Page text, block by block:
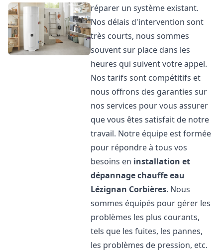
réparer un système existant.
Nos délais d'intervention sont
très courts, nous sommes
souvent sur place dans les
heures qui suivent votre appel.
Nos tarifs sont compétitifs et
nous offrons des garanties sur
nos services pour vous assurer
que vous êtes satisfait de notre
travail. Notre équipe est formée
pour répondre à tous vos
besoins en installation et
dépannage chauffe eau
Lézignan Corbières. Nous
sommes équipés pour gérer les
problèmes les plus courants,
tels que les fuites, les pannes,
les problèmes de pression, etc.